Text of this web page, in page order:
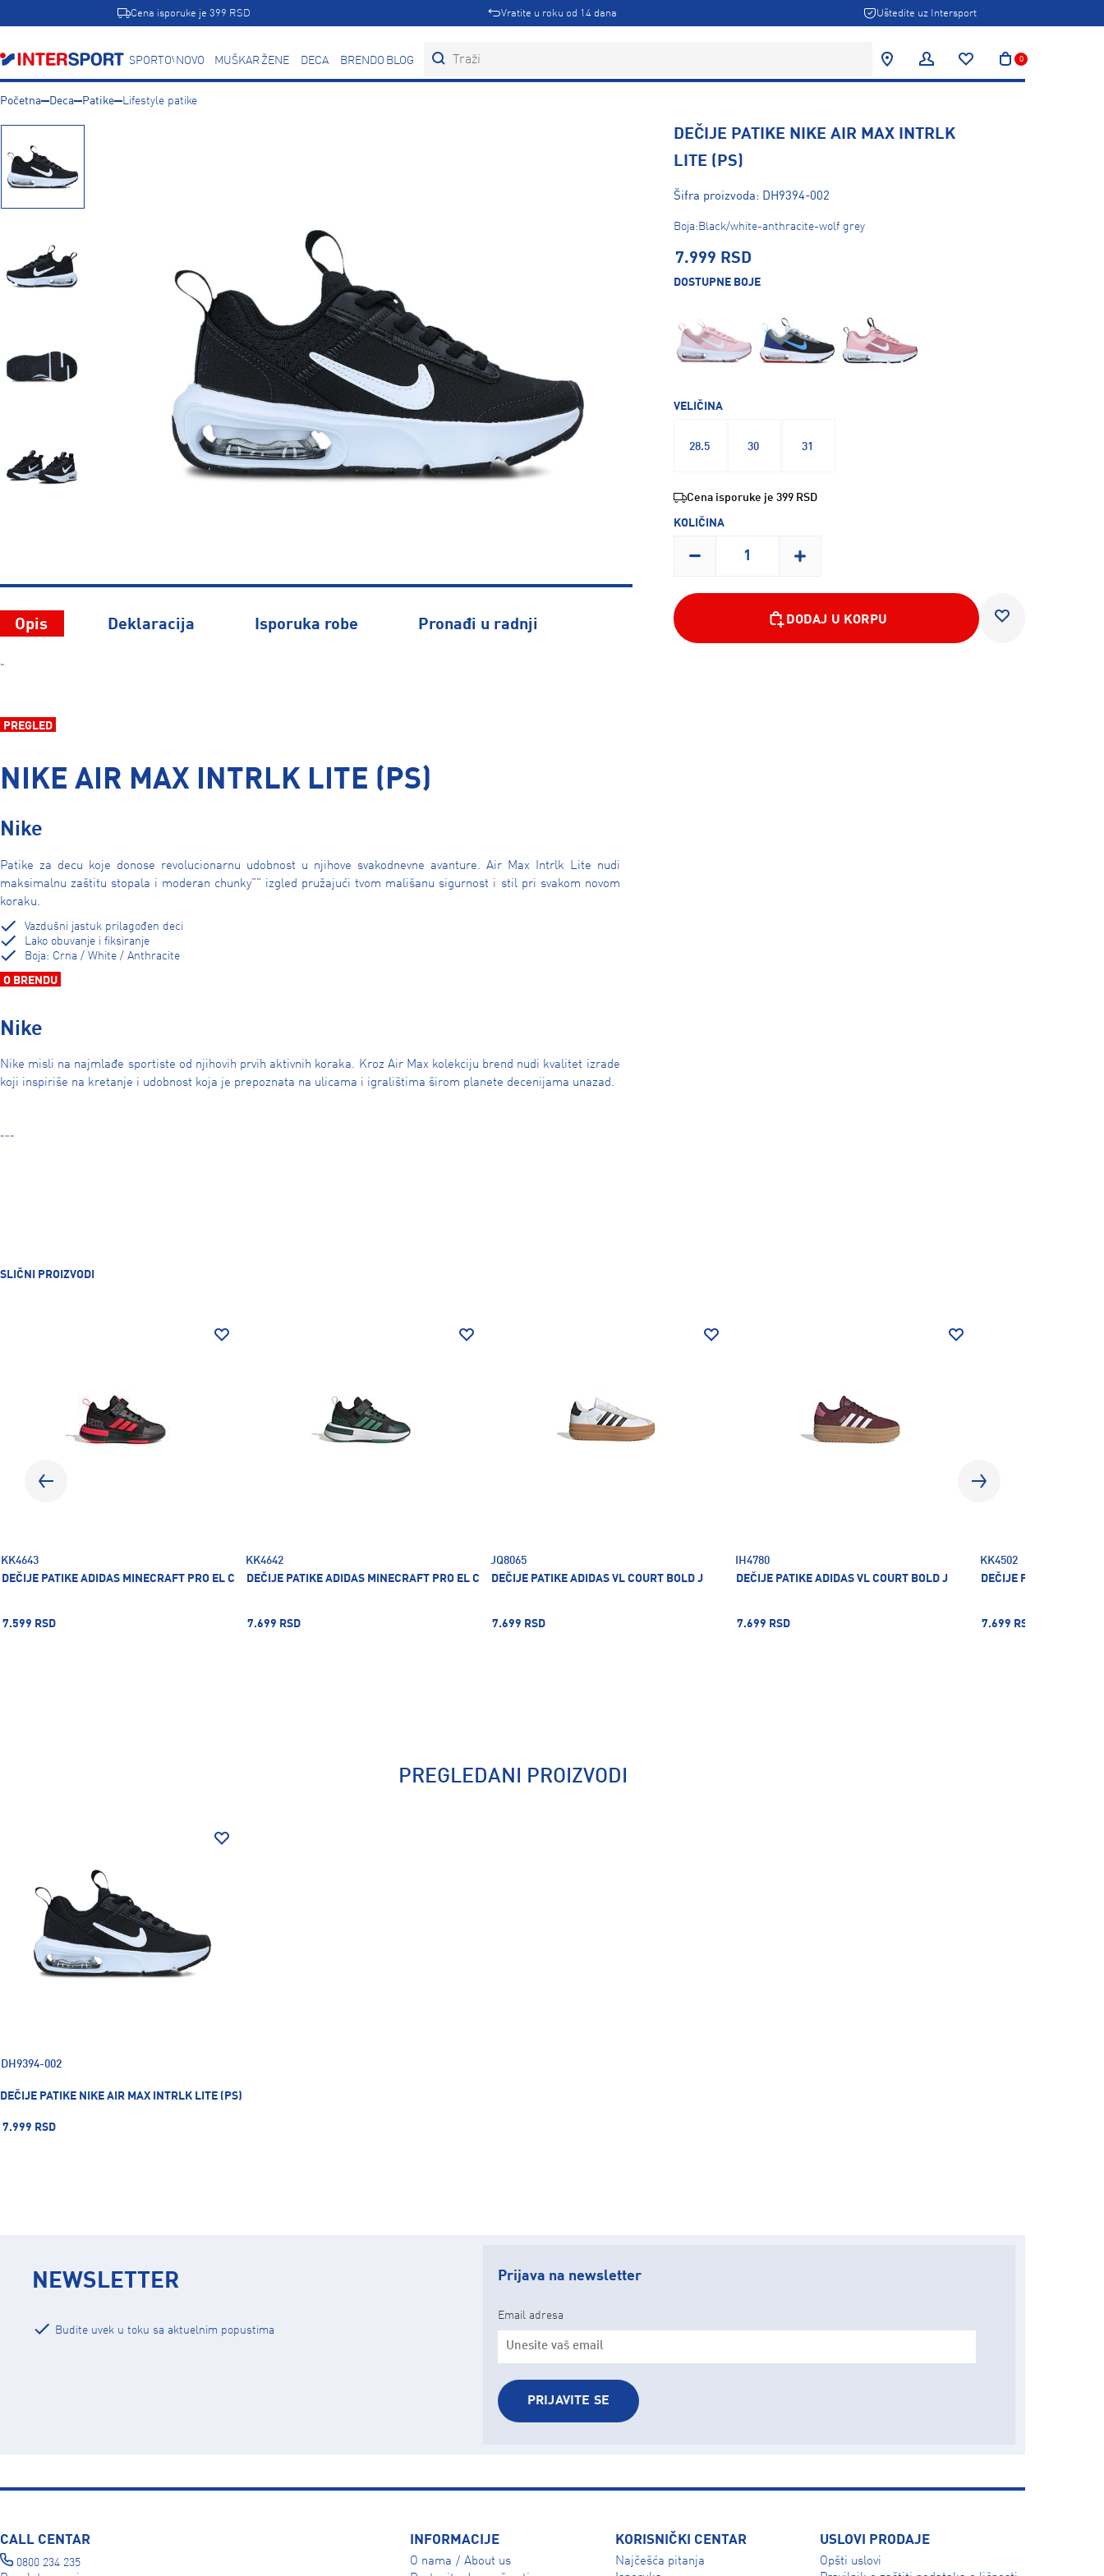
Cena isporuke je 399 RSD Vratite u roku od 14 dana Uštedite uz Intersport
SPORTOVINOVO MUŠKARCIŽENE DECA BRENDOVIBLOG 0
Početna Deca Patike Lifestyle patike
Opis Deklaracija Isporuka robe Pronađi u radnji
"
PREGLED
NIKE AIR MAX INTRLK LITE (PS)
Nike
Patike za decu koje donose revolucionarnu udobnost u njihove svakodnevne avanture. Air Max Intrlk Lite nudi
maksimalnu zaštitu stopala i moderan chunky"" izgled pružajući tvom mališanu sigurnost i stil pri svakom novom
koraku.
Vazdušni jastuk prilagođen deci
Lako obuvanje i fiksiranje
Boja: Crna / White / Anthracite
O BRENDU
Nike
Nike misli na najmlađe sportiste od njihovih prvih aktivnih koraka. Kroz Air Max kolekciju brend nudi kvalitet izrade
koji inspiriše na kretanje i udobnost koja je prepoznata na ulicama i igralištima širom planete decenijama unazad.
"""
DEČIJE PATIKE NIKE AIR MAX INTRLK
LITE (PS)
Šifra proizvoda: DH9394-002
Boja:Black/white-anthracite-wolf grey
7.999 RSD
DOSTUPNE BOJE
VELIČINA
28.5 30 31
Cena isporuke je 399 RSD
KOLIČINA
DODAJ U KORPU
SLIČNI PROIZVODI
KK4643
DEČIJE PATIKE ADIDAS MINECRAFT PRO EL C
7.599 RSD
KK4642
DEČIJE PATIKE ADIDAS MINECRAFT PRO EL C
7.699 RSD
JQ8065
DEČIJE PATIKE ADIDAS VL COURT BOLD J
7.699 RSD
IH4780
DEČIJE PATIKE ADIDAS VL COURT BOLD J
7.699 RSD
KK4502
DEČIJE PATIKE ADIDAS
7.699 RSD
PREGLEDANI PROIZVODI
DH9394-002
DEČIJE PATIKE NIKE AIR MAX INTRLK LITE (PS)
7.999 RSD
NEWSLETTER
Budite uvek u toku sa aktuelnim popustima
Prijava na newsletter
Email adresa
PRIJAVITE SE
CALL CENTAR
0800 234 235
INFORMACIJE
O nama / About us
KORISNIČKI CENTAR
Najčešća pitanja
USLOVI PRODAJE
Opšti uslovi